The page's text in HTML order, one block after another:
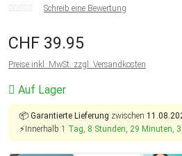
Schreib eine Bewertung
CHF 39.95
Preise inkl. MwSt. zzgl. Versandkosten
Auf Lager
📦 Garantierte Lieferung zwischen
⚡Innerhalb 1 Tag, 8 Stunden, 29 Minuten,